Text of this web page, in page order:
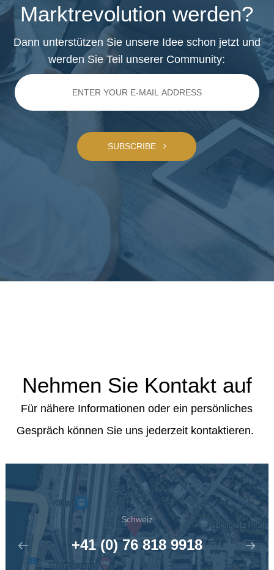
Marktrevolution werden?
Dann unterstützen Sie unsere Idee schon jetzt und
werden Sie Teil unserer Community:
SUBSCRIBE
Nehmen Sie Kontakt auf
Für nähere Informationen oder ein persönliches
Gespräch können Sie uns jederzeit kontaktieren.
Schweiz
+41 (0) 76 818 9918